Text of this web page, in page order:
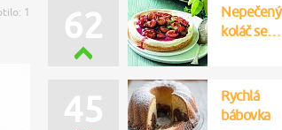
1 62
Nepečený
koláč se…
45
Rychlá
bábovka